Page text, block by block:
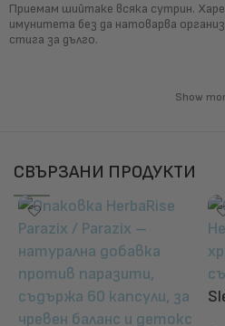
Приемам шийтаке всяка сутрин.
имунитета без да натоварва
стига за дълго.
Show
СВЪРЗАНИ ПРОДУКТИ